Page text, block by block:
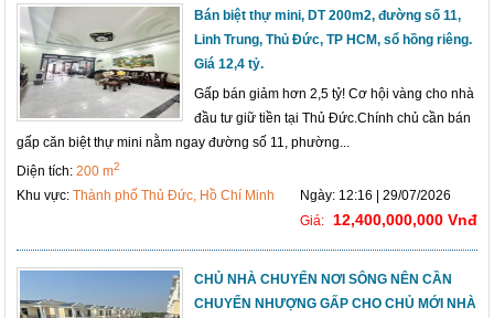
Bán biệt thự mini, DT 200m2, đường số 11,
Linh Trung, Thủ Đức, TP HCM, sổ hồng riêng.
Giá 12,4 tỷ.
Gấp bán giảm hơn 2,5 tỷ! Cơ hội vàng cho nhà
đầu tư giữ tiền tại Thủ Đức.Chính chủ cần bán
gấp căn biệt thự mini nằm ngay đường số 11, phường...
Diện tích:200 m2
Khu vực:Thành phố Thủ Đức, Hồ Chí Minh
Ngày: 12:16 | 29/07/2026
Giá:
12,400,000,000 Vnđ
CHỦ NHÀ CHUYỂN NƠI SÔNG NÊN CẦN
CHUYỂN NHƯỢNG GẤP CHO CHỦ MỚI NHÀ